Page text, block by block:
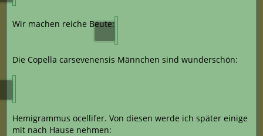
Wir machen reiche Beute:
Die Copella carsevenensis Männchen sind wunderschön:
Hemigrammus ocellifer. Von diesen werde ich später einige
mit nach Hause nehmen: